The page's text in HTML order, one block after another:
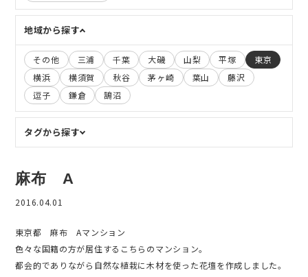
地域から探す
その他 三浦 千葉 大磯 山梨 平塚
東京
横浜
横須賀 秋谷 茅ヶ崎 葉山
藤沢
逗子
鎌倉 鵠沼
タグから探す
麻布 A
2016.04.01
東京都 麻布 Aマンション
色々な国籍の方が居住するこちらのマンション。
都会的でありながら自然な植栽に木材を使った花壇を作成しました。